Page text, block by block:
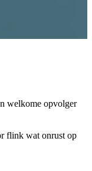
welkome opvolger
flink wat onrust op